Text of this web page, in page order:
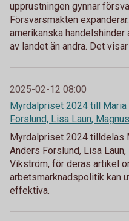
upprustningen gynnar
Försvarsmakten
amerikanska
av landet än andra. Det
2025-02-12 08:00
Myrdalpriset 2024 till Maria
Forslund, Lisa Laun,
Myrdalpriset 2024 tilldelas
Anders Forslund, Lisa
Vikström, för deras artikel
arbetsmarknadspolitik kan
effektiva.